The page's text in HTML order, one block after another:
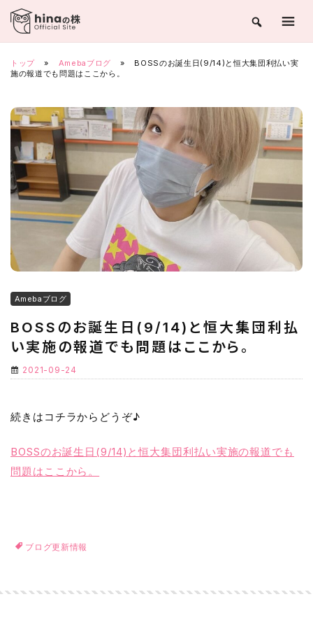
Skip
content
トップ » Amebaブログ »
BOSSのお誕生日(9/14)と恒大集団利払い実
施の報道でも問題はここから。
Amebaブログ
BOSSのお誕生日(9/14)と恒大集団利払
い実施の報道でも問題はここから。
2021-09-24
続きはコチラからどうぞ♪
BOSSのお誕生日(9/14)と恒大集団利払い実施の報道でも
問題はここから。
ブログ更新情報